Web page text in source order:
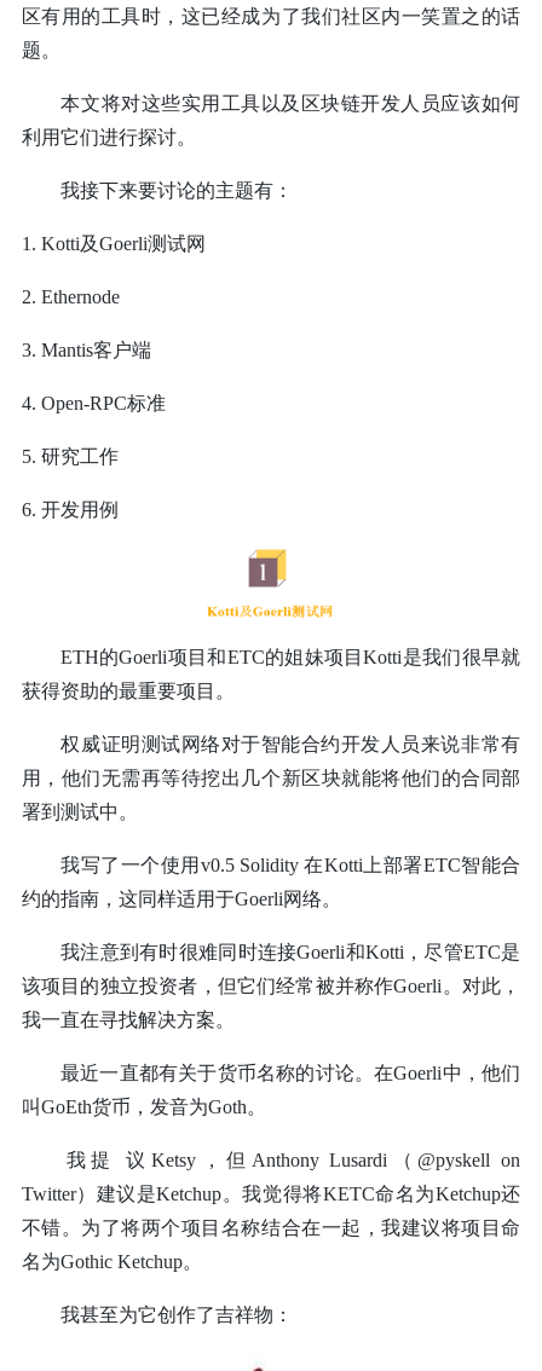
区有用的工具时，这已经成为了我们社区内一笑置之的话
题。
本文将对这些实用工具以及区块链开发人员应该如何
利用它们进行探讨。
我接下来要讨论的主题有：
1. Kotti及Goerli测试网
2. Ethernode
3. Mantis客户端
4. Open-RPC标准
5. 研究工作
6. 开发用例
ETH的Goerli项目和ETC的姐妹项目Kotti是我们很早就
获得资助的最重要项目。
权威证明测试网络对于智能合约开发人员来说非常有
用，他们无需再等待挖出几个新区块就能将他们的合同部
署到测试中。
我写了一个使用v0.5 Solidity 在Kotti上部署ETC智能合
约的指南，这同样适用于Goerli网络。
我注意到有时很难同时连接Goerli和Kotti，尽管ETC是
该项目的独立投资者，但它们经常被并称作Goerli。对此，
我一直在寻找解决方案。
最近一直都有关于货币名称的讨论。在Goerli中，他们
叫GoEth货币，发音为Goth。
我提 议Ketsy，但Anthony Lusardi（@pyskell on
Twitter）建议是Ketchup。我觉得将KETC命名为Ketchup还
不错。为了将两个项目名称结合在一起，我建议将项目命
名为Gothic Ketchup。
我甚至为它创作了吉祥物：